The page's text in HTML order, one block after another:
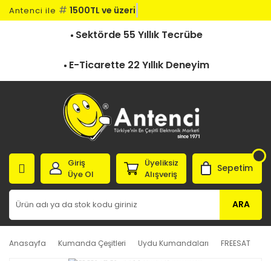
Antenci ile # 1500TL ve üzeri
Sektörde 55 Yıllık Tecrübe
E-Ticarette 22 Yıllık Deneyim
ARA
Giriş
Üye Ol
Üyeliksiz
Alışveriş
Sepetim
Anasayfa Kumanda Çeşitleri Uydu Kumandaları FREESAT